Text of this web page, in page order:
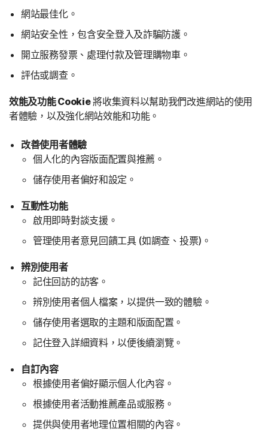
網站最佳化。
網站安全性，包含安全登入及詐騙防護。
開立服務發票、處理付款及管理購物車。
評估或調查。
效能及功能 Cookie將收集資料以幫助我們改進網站的使用
者體驗，以及強化網站效能和功能。
改善使用者體驗
個人化的內容版面配置與推薦。
儲存使用者偏好和設定。
互動性功能
啟用即時對談支援。
管理使用者意見回饋工具 (如調查、投票)。
辨別使用者
記住回訪的訪客。
辨別使用者個人檔案，以提供一致的體驗。
儲存使用者選取的主題和版面配置。
記住登入詳細資料，以便後續瀏覽。
自訂內容
根據使用者偏好顯示個人化內容。
根據使用者活動推薦產品或服務。
提供與使用者地理位置相關的內容。